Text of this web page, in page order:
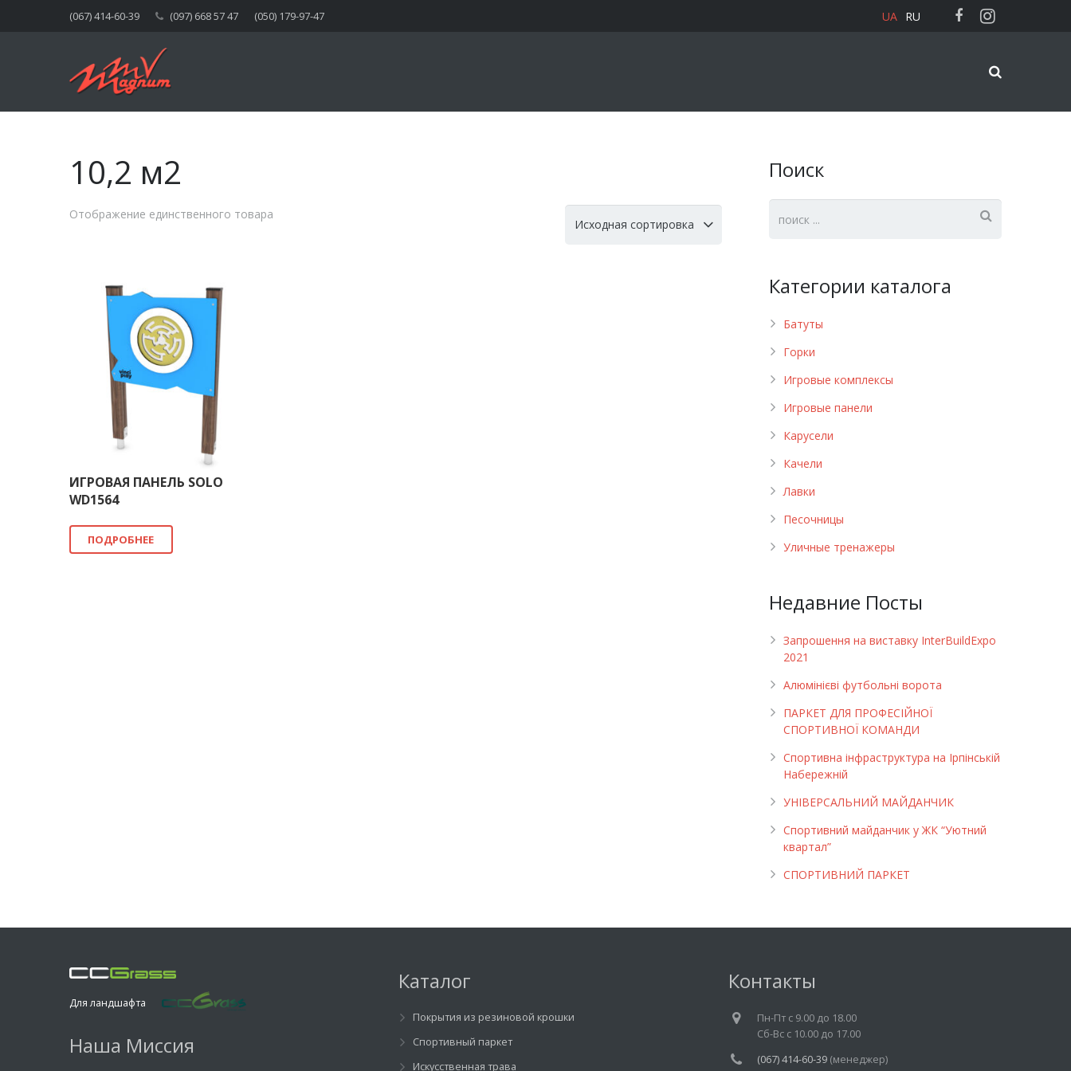
(067) 414-60-39 (097) 668 57 47 (050) 179-97-47 UA RU
10,2 м2
Отображение единственного товара
ИГРОВАЯ ПАНЕЛЬ SOLO
WD1564
ПОДРОБНЕЕ
Поиск
Категории каталога
Батуты
Горки
Игровые комплексы
Игровые панели
Карусели
Качели
Лавки
Песочницы
Уличные тренажеры
Недавние Посты
Запрошення на виставку InterBuildExpo
2021
Алюмінієві футбольні ворота
ПАРКЕТ ДЛЯ ПРОФЕСІЙНОЇ
СПОРТИВНОЇ КОМАНДИ
Спортивна інфраструктура на Ірпінській
Набережній
УНІВЕРСАЛЬНИЙ МАЙДАНЧИК
Cпортивний майданчик у ЖК “Уютний
квартал”
СПОРТИВНИЙ ПАРКЕТ
Для ландшафта
Наша Миссия
Каталог
Покрытия из резиновой крошки
Спортивный паркет
Искусственная трава
Контакты
Пн-Пт c 9.00 до 18.00
Cб-Вс с 10.00 до 17.00
(067) 414-60-39(менеджер)